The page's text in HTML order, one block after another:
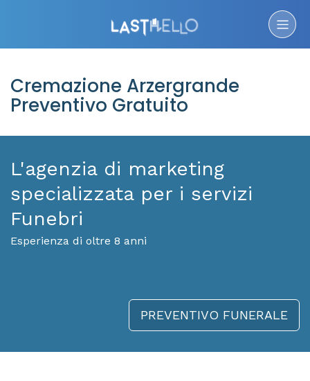
Cremazione Arzergrande
Preventivo Gratuito
L'agenzia di marketing
specializzata per i servizi
Funebri
Esperienza di oltre 8 anni
PREVENTIVO FUNERALE